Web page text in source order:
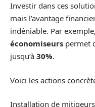
Investir dans ces
mais l’avantage
indéniable. Par
économiseurs permet
jusqu’à 30%.
Voici les actions
Installation de